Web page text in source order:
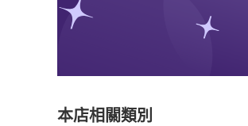
本店相關類別